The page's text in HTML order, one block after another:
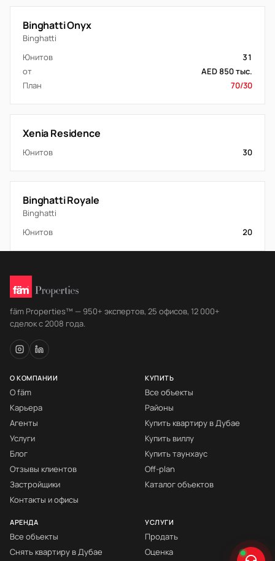
Binghatti Onyx
Binghatti
Юнитов
31
от
AED 850 тыс.
План
70/30
Xenia Residence
Юнитов 30
Binghatti Royale
Binghatti
Юнитов
20
fäm Properties™ — 950+ экспертов, 25 офисов, 12 000+
сделок с 2008 года.
О КОМПАНИИ
О fäm
Карьера
Агенты
Услуги
Блог
Отзывы клиентов
Застройщики
Контакты и офисы
КУПИТЬ
Все объекты
Районы
Купить квартиру в Дубае
Купить виллу
Купить таунхаус
Off-plan
Каталог объектов
АРЕНДА
Все объекты
Снять квартиру в Дубае
УСЛУГИ
Продать
Оценка